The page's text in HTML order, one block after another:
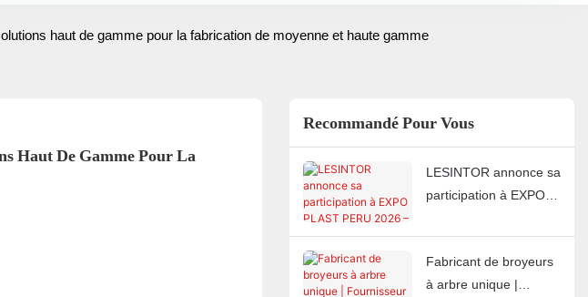
haut de gamme pour la fabrication de moyenne et haute gamme
Haut De Gamme Pour La
Recommandé Pour Vous
LESINTOR annonce sa
participation à EXPO
Venez nous rencontrer
au stand J851
Fabricant de broyeurs
à arbre unique |